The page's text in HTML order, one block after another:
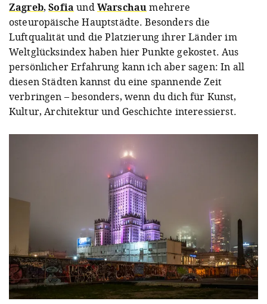
Zagreb,Sofia undWarschaumehrere
osteuropäische Hauptstädte. Besonders die
Luftqualität und die Platzierung ihrer Länder im
Weltglücksindex haben hier Punkte gekostet. Aus
persönlicher Erfahrung kann ich aber sagen: In all
diesen Städten kannst du eine spannende Zeit
verbringen – besonders, wenn du dich für Kunst,
Kultur, Architektur und Geschichte interessierst.